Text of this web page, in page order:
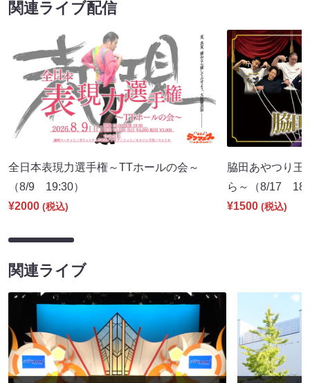
関連ライブ配信
全日本表現力選手権～TTホールの会～
（8/9 19:30）
¥2000 (税込)
脇田あやつり王
ら～（8/17
¥1500 (税込)
関連ライブ